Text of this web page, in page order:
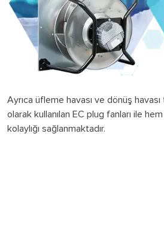
Ayrıca üfleme havası ve dönüş
olarak kullanılan EC plug fanları ile
kolaylığı sağlanmaktadır.